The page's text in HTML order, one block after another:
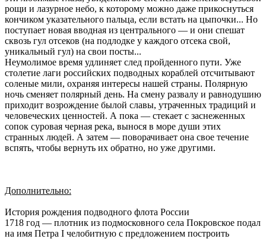
рощи и лазурное небо, к которому можно даже прикоснуться
кончиком указательного пальца, если встать на цыпочки... Но
поступает новая вводная из центрального — и они спешат
сквозь гул отсеков (на подлодке у каждого отсека свой,
уникальный гул) на свои посты...
Неумолимое время удлиняет след пройденного пути. Уже
столетие лаги российских подводных кораблей отсчитывают
соленые мили, охраняя интересы нашей страны. Полярную
ночь сменяет полярный день. На смену развалу и равнодушию
приходит возрождение былой славы, утраченных традиций и
человеческих ценностей. А пока — стекает с заснеженных
сопок суровая черная река, вынося в море души этих
странных людей. А затем — поворачивает она свое течение
вспять, чтобы вернуть их обратно, но уже другими.
Дополнительно:
История рождения подводного флота России
1718 год — плотник из подмосковного села Покровское подал
на имя Петра I челобитную с предложением построить